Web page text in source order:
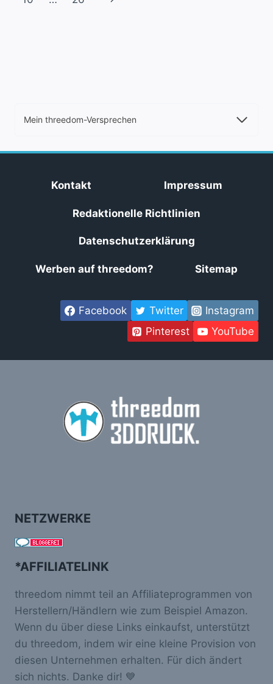
Mein threedom-Versprechen
Kontakt Impressum
Redaktionelle Richtlinien
Datenschutzerklärung
Werben auf threedom? Sitemap
Facebook Twitter
Instagram
Pinterest
YouTube
NETZWERKE
*AFFILIATELINK
threedom nimmt teil an Affiliateprogrammen von
Herstellern/Händlern wie zum Beispiel Amazon.
Wenn du über diese Links einkaufst, unterstützt
du threedom, indem wir eine kleine Provision von
diesen Unternehmen erhalten. Für dich ändert
sich nichts. Danke dir! 💙